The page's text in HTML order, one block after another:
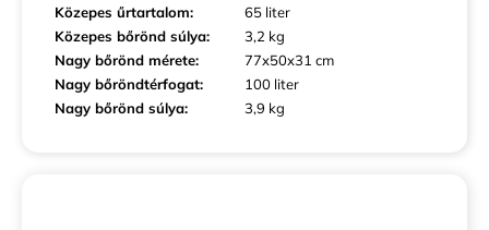
Közepes űrtartalom:
65 liter
Közepes bőrönd súlya:
3,2 kg
Nagy bőrönd mérete:
77x50x31 cm
Nagy bőröndtérfogat:
100 liter
Nagy bőrönd súlya: 3,9 kg